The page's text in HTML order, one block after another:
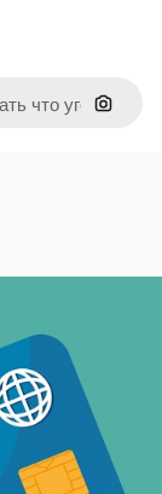
Поиск